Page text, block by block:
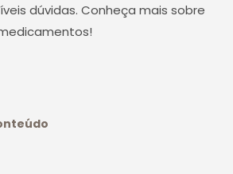
dúvidas. Conheça mais sobre